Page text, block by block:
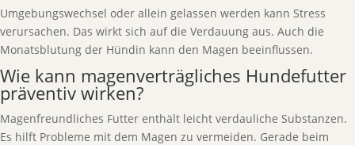
Umgebungswechsel oder allein gelassen werden kann Stress
verursachen. Das wirkt sich auf die Verdauung aus. Auch die
Monatsblutung der Hündin kann den Magen beeinflussen.
Wie kann magenverträgliches Hundefutter
präventiv wirken?
Magenfreundliches Futter enthält leicht verdauliche Substanzen.
Es hilft Probleme mit dem Magen zu vermeiden. Gerade beim